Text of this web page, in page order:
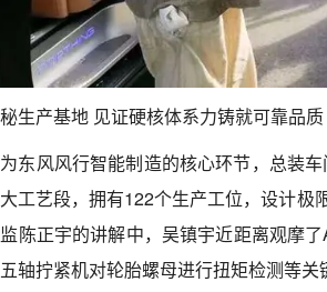
生产基地 见证硬核体系力铸就可靠品质
东风风行智能制造的核心环节，总装
工艺段，拥有122个生产工位，设计极
陈正宇的讲解中，吴镇宇近距离观摩
轴拧紧机对轮胎螺母进行扭矩检测等关